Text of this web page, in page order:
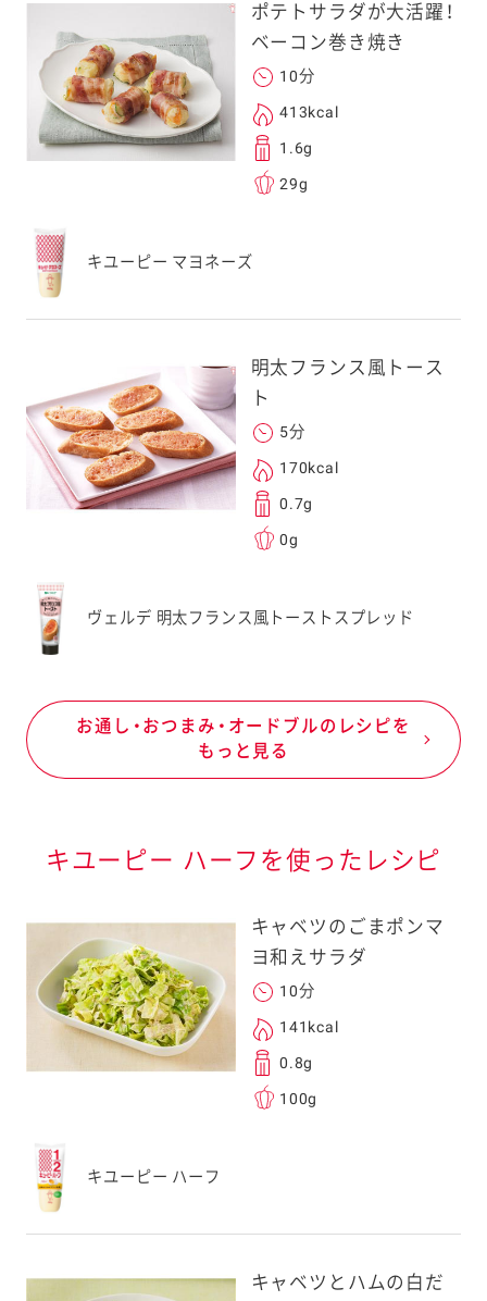
ポテトサラダが大活躍！
ベーコン巻き焼き
10分
413kcal
1.6g
29g
キユーピー マヨネーズ
明太フランス風トース
ト
5分
170kcal
0.7g
0g
ヴェルデ 明太フランス風トーストスプレッド
お通し・おつまみ・オードブルのレシピを
もっと見る
キユーピー ハーフを使ったレシピ
キャベツのごまポンマ
ヨ和えサラダ
10分
141kcal
0.8g
100g
キユーピー ハーフ
キャベツとハムの白だ